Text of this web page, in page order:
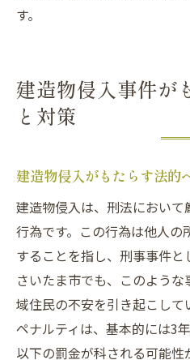
す。
建造物侵入事件が
と対策
建造物侵入がもたらす法的
建造物侵入は、刑法におい
行為です。この行為は他人
することを指し、刑事事件
さいたま市でも、このよう
域住民の不安を引き起こし
ペナルティは、基本的には3
以下の罰金が科される可能